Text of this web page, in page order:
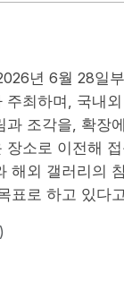
년 6월 28일
주최하며, 국내
과 조각을, 확장
장소로 이전해
해외 갤러리의
표로 하고 있다